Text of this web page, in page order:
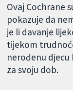
Ovaj Cochrane
pokazuje da
je li davanje
tijekom
nerođenu djecu
za svoju dob.